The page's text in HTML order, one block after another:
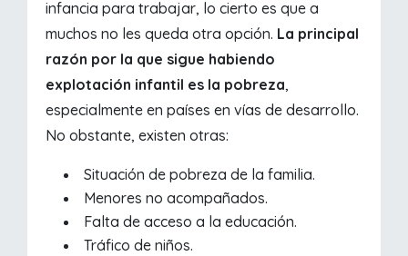
infancia para trabajar, lo cierto es que a
muchos no les queda otra opción. La principal
razón por la que sigue habiendo
explotación infantil es la pobreza,
especialmente en países en vías de desarrollo.
No obstante, existen otras:
Situación de pobreza de la familia.
Menores no acompañados.
Falta de acceso a la educación.
Tráfico de niños.